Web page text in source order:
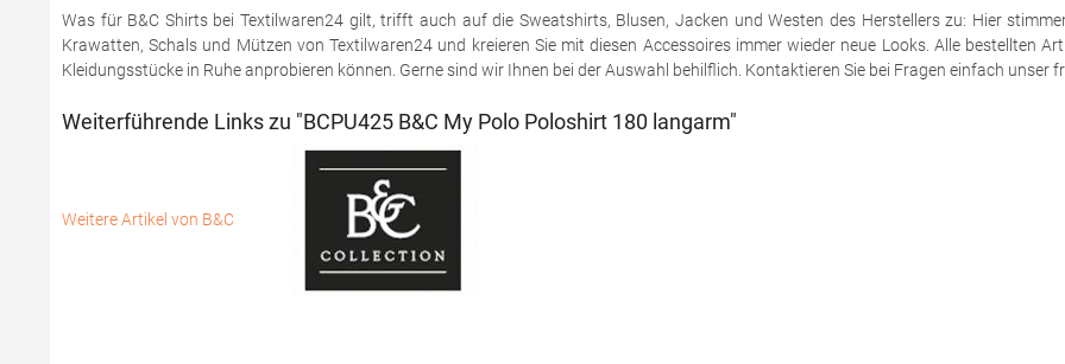
Was für B&C Shirts bei Textilwaren24 gilt, trifft auch auf die Sweatshirts, Blusen, Jacken und Westen des Herstellers zu: Hier
Krawatten, Schals und Mützen von Textilwaren24 und kreieren Sie mit diesen Accessoires immer wieder neue Looks. Alle bestellten
Kleidungsstücke in Ruhe anprobieren können. Gerne sind wir Ihnen bei der Auswahl behilflich. Kontaktieren Sie bei Fragen einfach unser
Weiterführende Links zu "BCPU425 B&C My Polo Poloshirt 180 langarm"
Weitere Artikel von B&C